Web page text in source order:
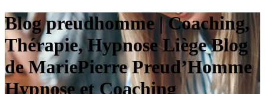
Blog preudhomme | Coaching,
Thérapie, Hypnose Liège Blog
de MariePierre Preud’Homme
Hypnose et Coaching